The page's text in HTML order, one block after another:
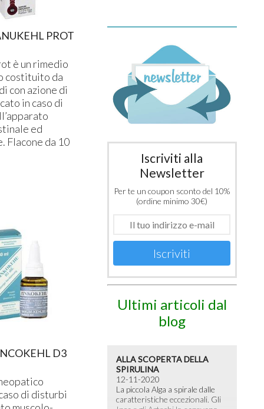
PROT
è un rimedio
costituito da
con azione di
in caso di
ed
Flacone da 10
D3
di disturbi
Iscriviti alla
Newsletter
Per te un coupon sconto del 10%
(ordine minimo 30€)
Iscriviti
Ultimi articoli dal
blog
ALLA SCOPERTA DELLA
SPIRULINA
12-11-2020
La piccola Alga a spirale dalle
caratteristiche eccezionali. Gli